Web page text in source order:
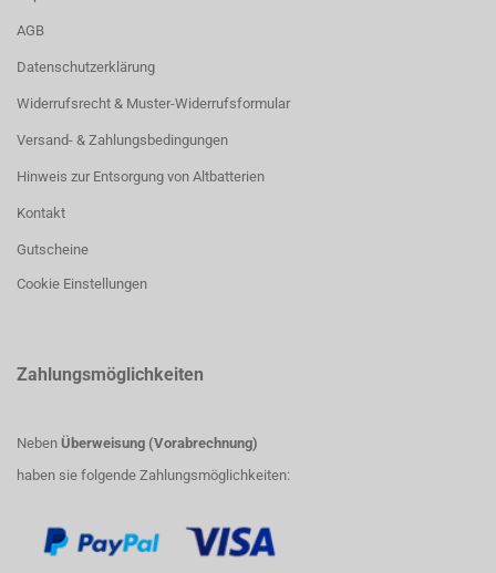
AGB
Datenschutzerklärung
Widerrufsrecht & Muster-Widerrufsformular
Versand- & Zahlungsbedingungen
Hinweis zur Entsorgung von Altbatterien
Kontakt
Gutscheine
Cookie Einstellungen
Zahlungsmöglichkeiten
Neben Überweisung (Vorabrechnung)
haben sie folgende Zahlungsmöglichkeiten: